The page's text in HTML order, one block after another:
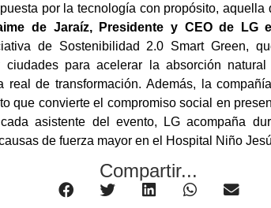
por la tecnología con propósito, aquella
de Jaraíz, Presidente y CEO de LG
de Sostenibilidad 2.0 Smart Green,
para acelerar la absorción
real de transformación. Además, la
que convierte el compromiso social en
asistente del evento, LG acompaña
de fuerza mayor en el Hospital Niño
Compartir...